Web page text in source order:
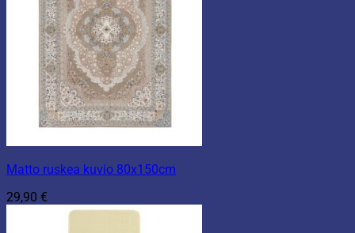
Matto ruskea kuvio 80x150cm
29,90 €